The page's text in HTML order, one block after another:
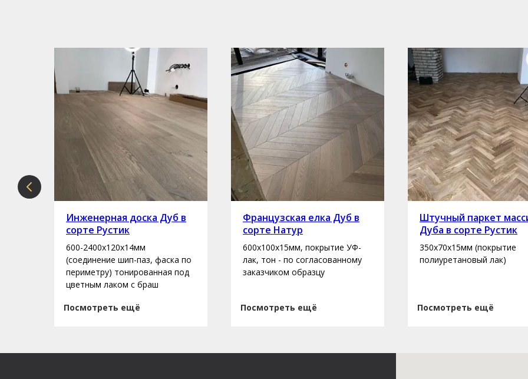
Инженерная доска Дуб в
сорте Рустик
600-2400х120х14мм
(соединение шип-паз, фаска по
периметру) тонированная под
цветным лаком с браш
Посмотреть ещё
Французская елка Дуб в
сорте Натур
600х100х15мм, покрытие УФ-
лак, тон - по согласованному
заказчиком образцу
Посмотреть ещё
Штучный паркет
Дуба в сорте Рустик
350х70х15мм (покрытие
полиуретановый лак)
Посмотреть ещё